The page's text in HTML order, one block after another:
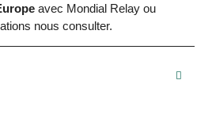
avec Mondial Relay ou
nous consulter.